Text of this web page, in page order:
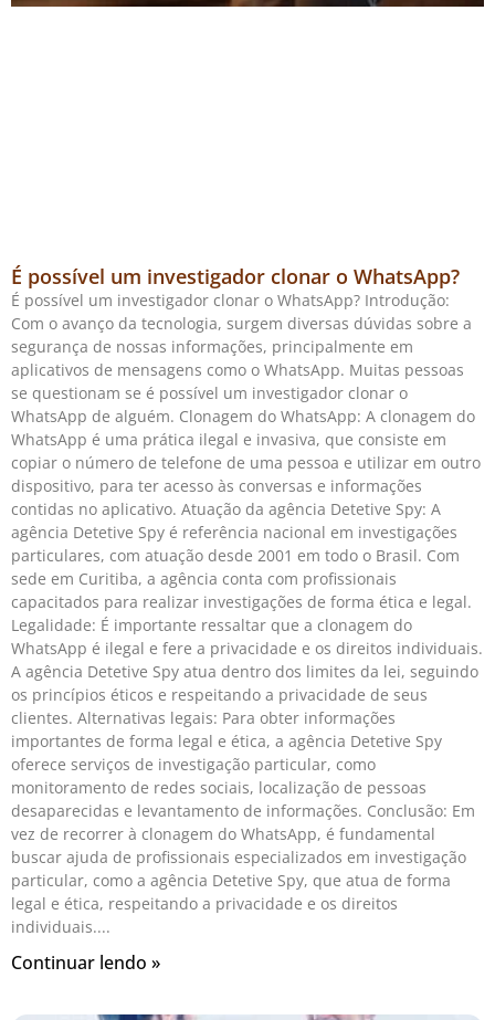
É possível um investigador clonar o WhatsApp?
É possível um investigador clonar o WhatsApp? Introdução:
Com o avanço da tecnologia, surgem diversas dúvidas sobre a
segurança de nossas informações, principalmente em
aplicativos de mensagens como o WhatsApp. Muitas pessoas
se questionam se é possível um investigador clonar o
WhatsApp de alguém. Clonagem do WhatsApp: A clonagem do
WhatsApp é uma prática ilegal e invasiva, que consiste em
copiar o número de telefone de uma pessoa e utilizar em outro
dispositivo, para ter acesso às conversas e informações
contidas no aplicativo. Atuação da agência Detetive Spy: A
agência Detetive Spy é referência nacional em investigações
particulares, com atuação desde 2001 em todo o Brasil. Com
sede em Curitiba, a agência conta com profissionais
capacitados para realizar investigações de forma ética e legal.
Legalidade: É importante ressaltar que a clonagem do
WhatsApp é ilegal e fere a privacidade e os direitos individuais.
A agência Detetive Spy atua dentro dos limites da lei, seguindo
os princípios éticos e respeitando a privacidade de seus
clientes. Alternativas legais: Para obter informações
importantes de forma legal e ética, a agência Detetive Spy
oferece serviços de investigação particular, como
monitoramento de redes sociais, localização de pessoas
desaparecidas e levantamento de informações. Conclusão: Em
vez de recorrer à clonagem do WhatsApp, é fundamental
buscar ajuda de profissionais especializados em investigação
particular, como a agência Detetive Spy, que atua de forma
legal e ética, respeitando a privacidade e os direitos
individuais.
Continuar lendo »